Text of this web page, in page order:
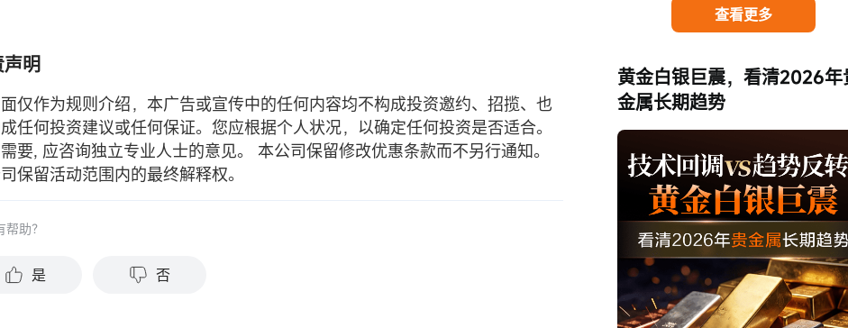
明
仅作为规则介绍，本广告或宣传中的任何内容均不构成投资邀约、招揽、也
任何投资建议或任何保证。您应根据个人状况，以确定任何投资是否适合。
要, 应咨询独立专业人士的意见。 本公司保留修改优惠条款而不另行通知。
保留活动范围内的最终解释权。
帮助？
是 否
查看更多
黄金白银巨震，看清2026年
金属长期趋势